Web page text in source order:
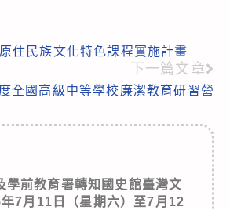
住民族文化特色課程實施計畫
下一篇文章
全國高級中等學校廉潔教育研習營
學前教育署轉知國史館臺灣文
7月11日（星期六）至7月12